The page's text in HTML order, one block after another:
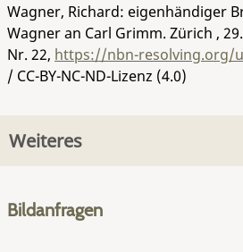
Wagner, Richard: eigenhändiger
Wagner an Carl Grimm. Zürich ,
Nr. 22, https://nbn-resolving.org/
/ CC-BY-NC-ND-Lizenz (4.0)
Weiteres
Bildanfragen